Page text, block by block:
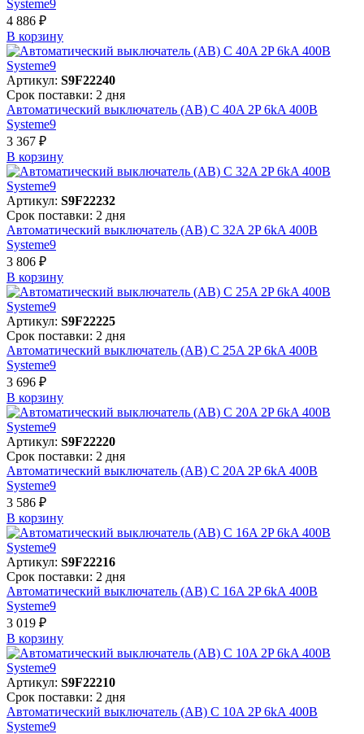
Systeme9
4 886 ₽
В корзинy
Артикул: S9F22240
Срок поставки: 2 дня
Автоматический выключатель (АВ) C 40A 2P 6kA 400В
Systeme9
3 367 ₽
В корзинy
Артикул: S9F22232
Срок поставки: 2 дня
Автоматический выключатель (АВ) C 32A 2P 6kA 400В
Systeme9
3 806 ₽
В корзинy
Артикул: S9F22225
Срок поставки: 2 дня
Автоматический выключатель (АВ) C 25A 2P 6kA 400В
Systeme9
3 696 ₽
В корзинy
Артикул: S9F22220
Срок поставки: 2 дня
Автоматический выключатель (АВ) C 20A 2P 6kA 400В
Systeme9
3 586 ₽
В корзинy
Артикул: S9F22216
Срок поставки: 2 дня
Автоматический выключатель (АВ) C 16A 2P 6kA 400В
Systeme9
3 019 ₽
В корзинy
Артикул: S9F22210
Срок поставки: 2 дня
Автоматический выключатель (АВ) C 10A 2P 6kA 400В
Systeme9